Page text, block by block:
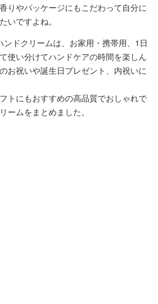
りやパッケージにもこだわって自分に
いですよね。
ンドクリームは、お家用・携帯用、1日
使い分けてハンドケアの時間を楽しん
お祝いや誕生日プレゼント、内祝いに
トにもおすすめの高品質でおしゃれで
ームをまとめました。